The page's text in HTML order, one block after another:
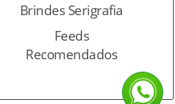
Brindes Serigrafia
Feeds
Recomendados